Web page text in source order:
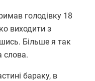
голодівку 18
виходити з
Більше я так
слова.
бараку, в